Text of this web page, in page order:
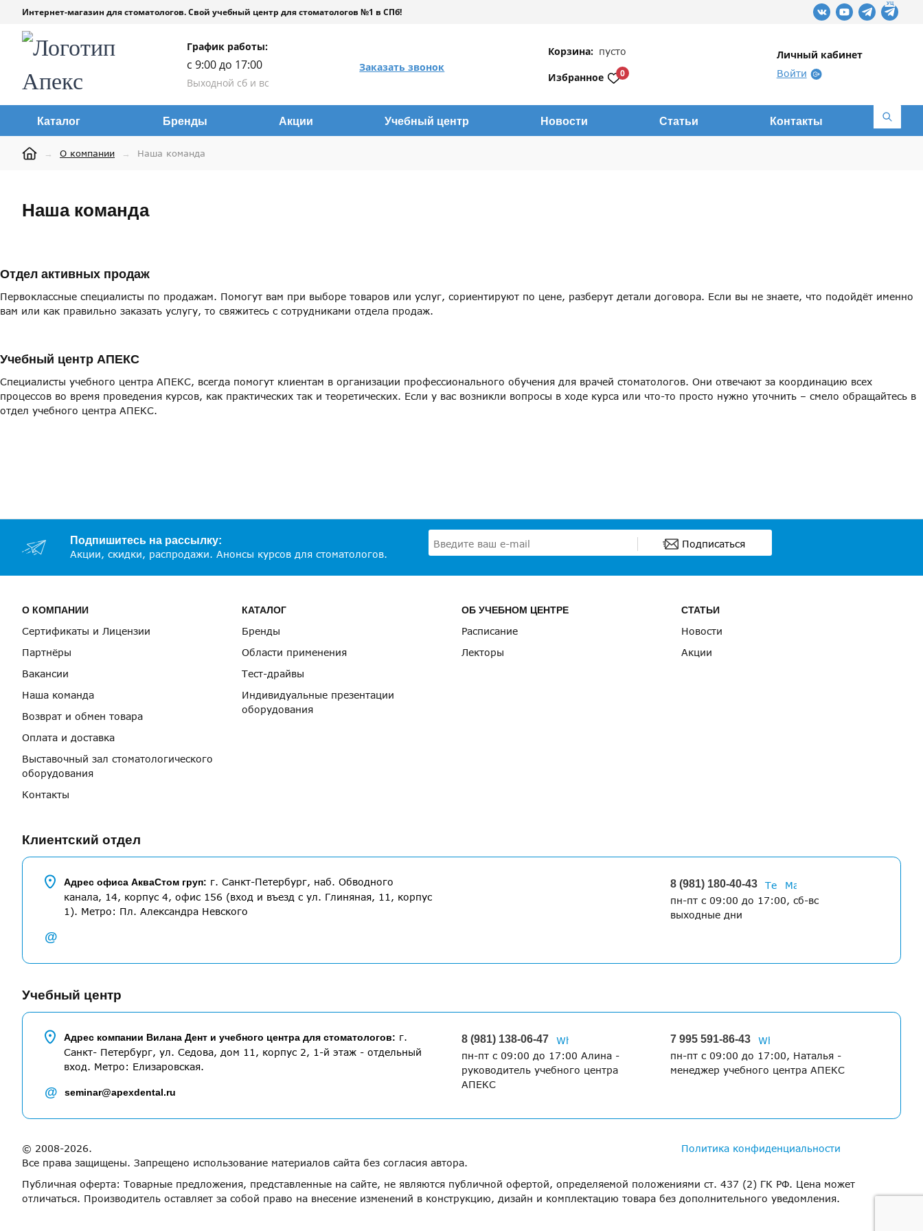
Интернет-магазин для стоматологов. Свой учебный центр для стоматологов №1 в СПб!
График работы:
с 9:00 до 17:00
Выходной сб и вс
Заказать звонок
Корзина: пусто
Избранное 0
Личный кабинет
Войти
Каталог Бренды Акции Учебный центр Новости Статьи Контакты
→ О компании → Наша команда
Наша команда
Отдел активных продаж
Первоклассные специалисты по продажам. Помогут вам при выборе товаров или услуг, сориентируют по цене, разберут детали договора. Если вы не знаете, что подойдёт именно
вам или как правильно заказать услугу, то свяжитесь с сотрудниками отдела продаж.
Учебный центр АПЕКС
Специалисты учебного центра АПЕКС, всегда помогут клиентам в организации профессионального обучения для врачей стоматологов. Они отвечают за координацию всех
процессов во время проведения курсов, как практических так и теоретических. Если у вас возникли вопросы в ходе курса или что-то просто нужно уточнить – смело обращайтесь в
отдел учебного центра АПЕКС.
Подпишитесь на рассылку:
Акции, скидки, распродажи. Анонсы курсов для стоматологов.
Подписаться
О КОМПАНИИ
Сертификаты и Лицензии
Партнёры
Вакансии
Наша команда
Возврат и обмен товара
Оплата и доставка
Выставочный зал стоматологического
оборудования
Контакты
КАТАЛОГ
Бренды
Области применения
Тест-драйвы
Индивидуальные презентации
оборудования
ОБ УЧЕБНОМ ЦЕНТРЕ
Расписание
Лекторы
СТАТЬИ
Новости
Акции
Клиентский отдел
Адрес офиса АкваСтом груп: г. Санкт-Петербург, наб. Обводного
канала, 14, корпус 4, офис 156 (вход и въезд с ул. Глиняная, 11, корпус
1). Метро: Пл. Александра Невского
@
8 (981) 180-40-43
пн-пт с 09:00 до 17:00, сб-вс
выходные дни
Учебный центр
Адрес компании Вилана Дент и учебного центра для стоматологов: г.
Санкт- Петербург, ул. Седова, дом 11, корпус 2, 1-й этаж - отдельный
вход. Метро: Елизаровская.
@ seminar@apexdental.ru
8 (981) 138-06-47
пн-пт с 09:00 до 17:00 Алина -
руководитель учебного центра
АПЕКС
7 995 591-86-43
пн-пт с 09:00 до 17:00, Наталья -
менеджер учебного центра АПЕКС
© 2008-2026.
Все права защищены. Запрещено использование материалов сайта без согласия автора.
Политика конфиденциальности
Публичная оферта: Товарные предложения, представленные на сайте, не являются публичной офертой, определяемой положениями ст. 437 (2) ГК РФ. Цена может
отличаться. Производитель оставляет за собой право на внесение изменений в конструкцию, дизайн и комплектацию товара без дополнительного уведомления.